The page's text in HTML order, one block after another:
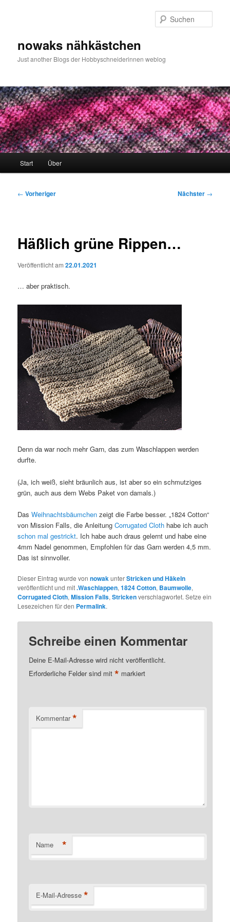
nowaks nähkästchen
Just another Blogs der Hobbyschneiderinnen weblog
Start Über
Beitragsnavigation
← Vorheriger Nächster →
Häßlich grüne Rippen…
Veröffentlicht am22.01.2021
… aber praktisch.
Denn da war noch mehr Garn, das zum Waschlappen werden
durfte.
(Ja, ich weiß, sieht bräunlich aus, ist aber so ein schmutziges
grün, auch aus dem Webs Paket von damals.)
DasWeihnachtsbäumchen zeigt die Farbe besser. „1824 Cotton“
von Mission Falls, die AnleitungCorrugated Cloth habe ich auch
schon mal gestrickt. Ich habe auch draus gelernt und habe eine
4mm Nadel genommen, Empfohlen für das Garn werden 4,5 mm.
Das ist sinnvoller.
Dieser Eintrag wurde vonnowakunterStricken und Häkeln
veröffentlicht und mit.Waschlappen,1824 Cotton, Baumwolle,
Corrugated Cloth,Mission Falls,Strickenverschlagwortet. Setze ein
Lesezeichen für den Permalink.
Schreibe einen Kommentar
Deine E-Mail-Adresse wird nicht veröffentlicht.
Erforderliche Felder sind mit* markiert
Kommentar *
Name *
E-Mail-Adresse *